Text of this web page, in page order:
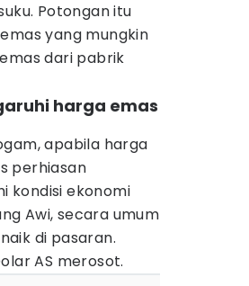
Potongan itu
yang mungkin
dari pabrik
harga emas
apabila harga
perhiasan
kondisi ekonomi
Awi, secara umum
di pasaran.
AS merosot.